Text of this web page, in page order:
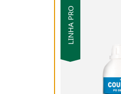
LINHA PRO